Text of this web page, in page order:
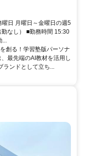
日 月曜日～金曜日の週5
なし） ■勤務時間 15:30
...
創る！学習塾版パーソナ
最先端のAI教材を活用し
ランドとして立ち...